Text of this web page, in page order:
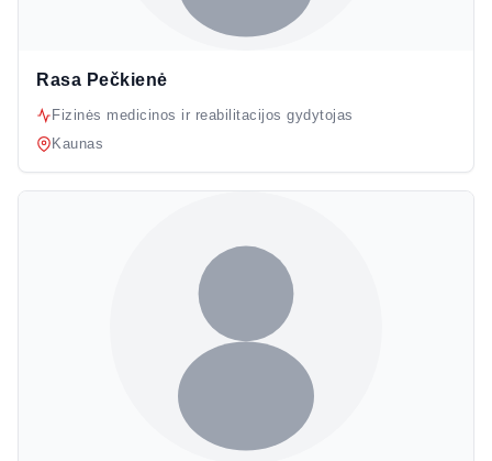
Rasa Pečkienė
Fizinės medicinos ir reabilitacijos gydytojas
Kaunas